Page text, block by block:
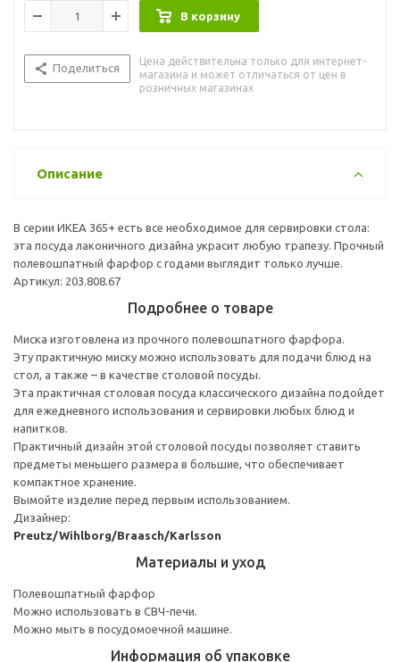
В корзину
Поделиться
Цена действительна только для интернет-
магазина и может отличаться от цен в
розничных магазинах
Описание
В серии ИКЕА 365+ есть все необходимое для сервировки стола:
эта посуда лаконичного дизайна украсит любую трапезу. Прочный
полевошпатный фарфор с годами выглядит только лучше.
Артикул: 203.808.67
Подробнее о товаре
Миска изготовлена из прочного полевошпатного фарфора.
Эту практичную миску можно использовать для подачи блюд на
стол, а также – в качестве столовой посуды.
Эта практичная столовая посуда классического дизайна подойдет
для ежедневного использования и сервировки любых блюд и
напитков.
Практичный дизайн этой столовой посуды позволяет ставить
предметы меньшего размера в большие, что обеспечивает
компактное хранение.
Вымойте изделие перед первым использованием.
Дизайнер:
Preutz/Wihlborg/Braasch/Karlsson
Материалы и уход
Полевошпатный фарфор
Можно использовать в СВЧ-печи.
Можно мыть в посудомоечной машине.
Информация об упаковке